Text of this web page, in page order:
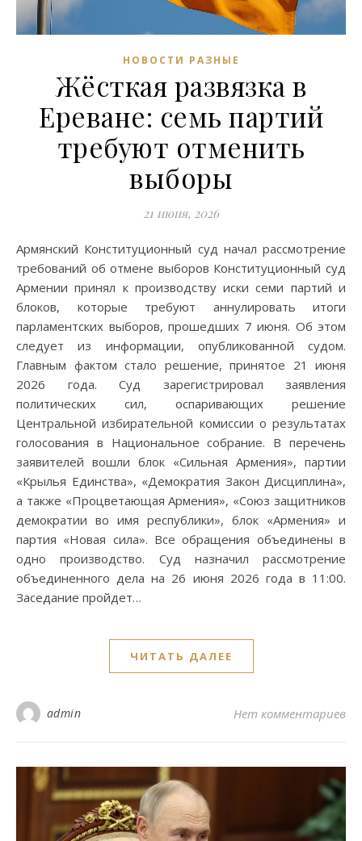
НОВОСТИ РАЗНЫЕ
Жёсткая развязка в
Ереване: семь партий
требуют отменить
выборы
21 июня, 2026
Армянский Конституционный суд начал рассмотрение
требований об отмене выборов Конституционный суд
Армении принял к производству иски семи партий и
блоков, которые требуют аннулировать итоги
парламентских выборов, прошедших 7 июня. Об этом
следует из информации, опубликованной судом.
Главным фактом стало решение, принятое 21 июня
2026 года. Суд зарегистрировал заявления
политических сил, оспаривающих решение
Центральной избирательной комиссии о результатах
голосования в Национальное собрание. В перечень
заявителей вошли блок «Сильная Армения», партии
«Крылья Единства», «Демократия Закон Дисциплина»,
а также «Процветающая Армения», «Союз защитников
демократии во имя республики», блок «Армения» и
партия «Новая сила». Все обращения объединены в
одно производство. Суд назначил рассмотрение
объединенного дела на 26 июня 2026 года в 11:00.
Заседание пройдет…
ЧИТАТЬ ДАЛЕЕ
admin Нет комментариев